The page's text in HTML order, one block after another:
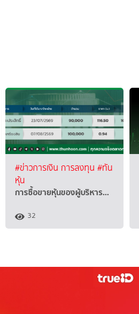
#ข่าวการเงิน การลงทุน #ทัน
หุ้น
การซื้อขายหุ้นของผู้บริหาร…
32